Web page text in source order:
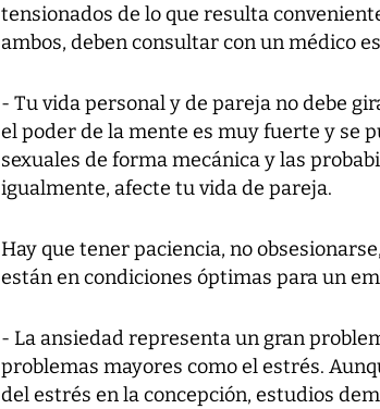
tensionados de lo que resulta
ambos, deben consultar con un médico
- Tu vida personal y de pareja no debe
el poder de la mente es muy fuerte y se
sexuales de forma mecánica y las
igualmente, afecte tu vida de pareja.
Hay que tener paciencia, no
están en condiciones óptimas para un
- La ansiedad representa un gran
problemas mayores como el estrés.
del estrés en la concepción, estudios